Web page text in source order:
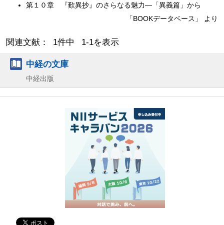
第１０章 『歎異抄』のさらなる魅力—「異義篇」から
「BOOKデータベース」 より
関連文献： 1件中 1-1を表示
中経の文庫
中経出版